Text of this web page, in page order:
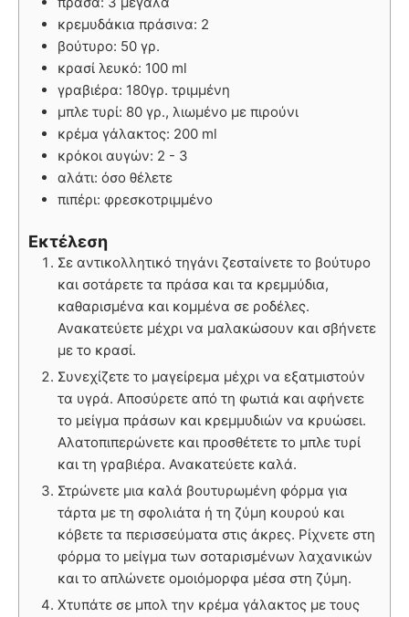
κρεμυδάκια πράσινα: 2
βούτυρο: 50 γρ.
κρασί λευκό: 100 ml
γραβιέρα: 180γρ. τριμμένη
μπλε τυρί: 80 γρ., λιωμένο με πιρούνι
κρέμα γάλακτος: 200 ml
κρόκοι αυγών: 2 - 3
αλάτι: όσο θέλετε
πιπέρι: φρεσκοτριμμένο
Εκτέλεση
Σε αντικολλητικό τηγάνι ζεσταίνετε το βούτυρο
και σοτάρετε τα πράσα και τα κρεμμύδια,
καθαρισμένα και κομμένα σε ροδέλες.
Ανακατεύετε μέχρι να μαλακώσουν και σβήνετε
με το κρασί.
Συνεχίζετε το μαγείρεμα μέχρι να εξατμιστούν
τα υγρά. Αποσύρετε από τη φωτιά και αφήνετε
το μείγμα πράσων και κρεμμυδιών να κρυώσει.
Αλατοπιπερώνετε και προσθέτετε το μπλε τυρί
και τη γραβιέρα. Ανακατεύετε καλά.
Στρώνετε μια καλά βουτυρωμένη φόρμα για
τάρτα με τη σφολιάτα ή τη ζύμη κουρού και
κόβετε τα περισσεύματα στις άκρες. Ρίχνετε στη
φόρμα το μείγμα των σοταρισμένων λαχανικών
και το απλώνετε ομοιόμορφα μέσα στη ζύμη.
Χτυπάτε σε μπολ την κρέμα γάλακτος με τους